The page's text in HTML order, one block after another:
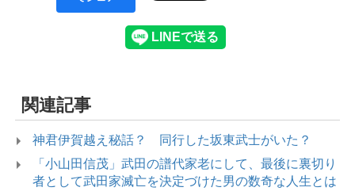
関連記事
神君伊賀越え秘話？ 同行した坂東武士がいた？
「小山田信茂」武田の譜代家老にして、最後に裏切り
者として武田家滅亡を決定づけた男の数奇な人生とは